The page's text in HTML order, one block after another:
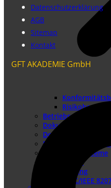
Betriebsanleitung
Doku-Check
Produkthaftung USA
Redaktionssysteme
DTP-Dienste
Lokalisierung
DIN EN IEC/IEEE
Datenschutzerklärung
AGB
Sitemap
Kontakt
GFT AKADEMIE GmbH